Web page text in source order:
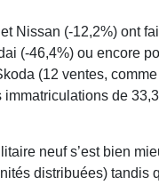
Nissan (-12,2%) ont
(-46,4%) ou encore
(12 ventes,
de
neuf s’est bien
distribuées) tandis